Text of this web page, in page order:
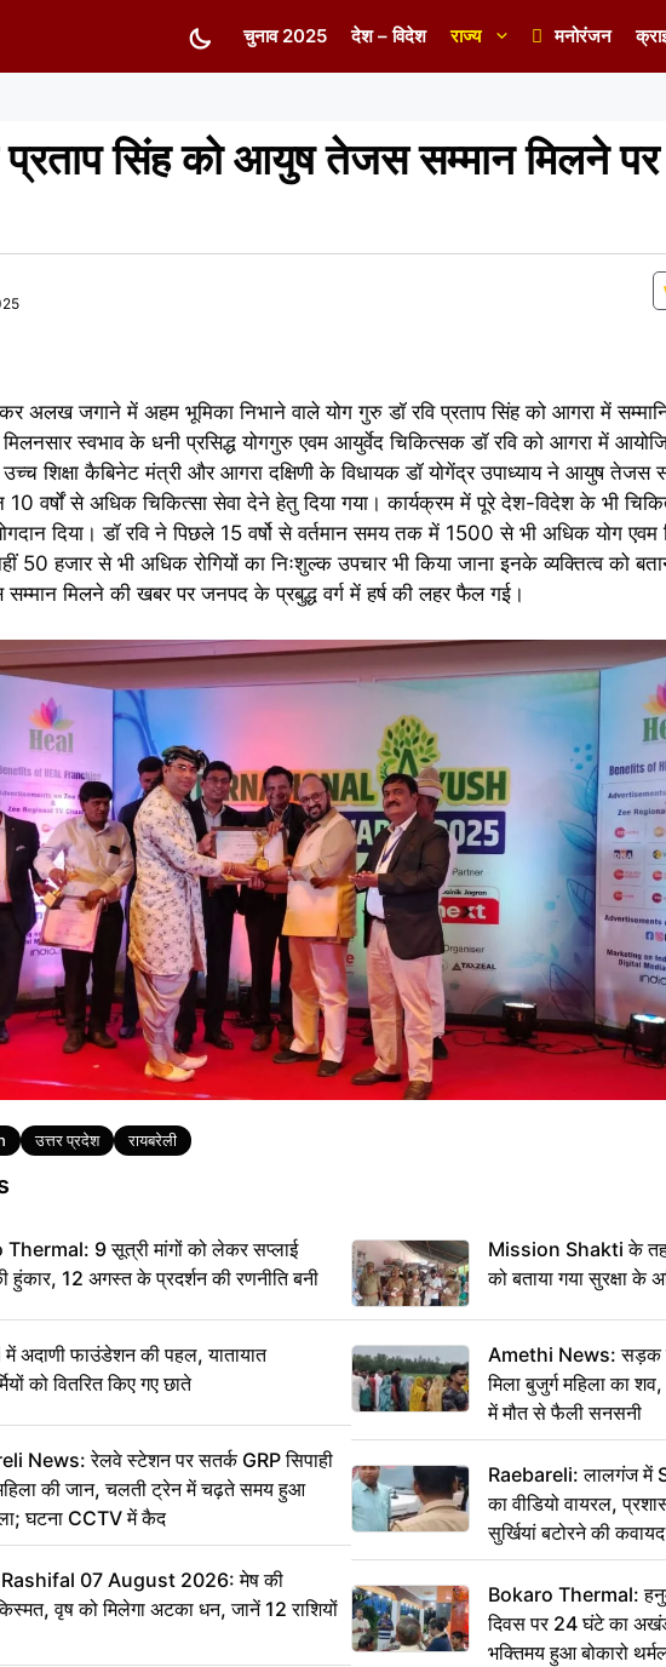
चुनाव 2025 देश – विदेश राज्य मनोरंजन
प्रताप सिंह को आयुष तेजस सम्मान मिलने
अलख जगाने में अहम भूमिका निभाने वाले योग गुरु डॉ रवि प्रताप सिंह को आगरा में
स्वभाव के धनी प्रसिद्ध योगगुरु एवम आयुर्वेद चिकित्सक डॉ रवि को आगरा में
शिक्षा कैबिनेट मंत्री और आगरा दक्षिणी के विधायक डॉ योगेंद्र उपाध्याय ने आयुष तेजस
10 वर्षों से अधिक चिकित्सा सेवा देने हेतु दिया गया। कार्यक्रम में पूरे देश-विदेश के भी
दिया। डॉ रवि ने पिछले 15 वर्षो से वर्तमान समय तक में 1500 से भी अधिक योग एवम
50 हजार से भी अधिक रोगियों का निःशुल्क उपचार भी किया जाना इनके व्यक्तित्व को
मिलने की खबर पर जनपद के प्रबुद्ध वर्ग में हर्ष की लहर फैल गई।
उत्तर प्रदेश रायबरेली
9 सूत्री मांगों को लेकर सप्लाई
हुंकार, 12 अगस्त के प्रदर्शन की रणनीति बनी
अदाणी फाउंडेशन की पहल, यातायात
को वितरित किए गए छाते
News: रेलवे स्टेशन पर सतर्क GRP सिपाही
की जान, चलती ट्रेन में चढ़ते समय हुआ
घटना CCTV में कैद
07 August 2026: मेष की
वृष को मिलेगा अटका धन, जानें 12 राशियों
Mission Shakti के
को बताया गया सुरक्षा के
Amethi News: सड़क
मिला बुजुर्ग महिला का शव,
में मौत से फैली सनसनी
Raebareli: लालगंज में
का वीडियो वायरल,
सुर्खियां बटोरने की
Bokaro Thermal:
दिवस पर 24 घंटे का अखंड
भक्तिमय हुआ बोकारो